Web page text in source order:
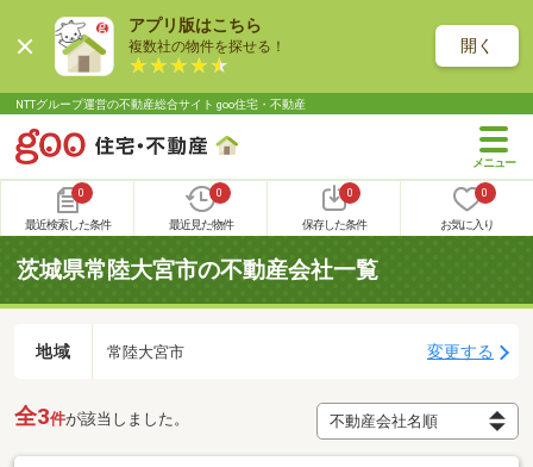
アプリ版はこちら
複数社の物件を探せる！ 開く
NTTグループ運営の不動産総合サイト goo住宅・不動産
0
最近検索した条件
0
最近見た物件
0
保存した条件
0
お気に入り
茨城県常陸大宮市の不動産会社一覧
地域 常陸大宮市 変更する
全3件が該当しました。